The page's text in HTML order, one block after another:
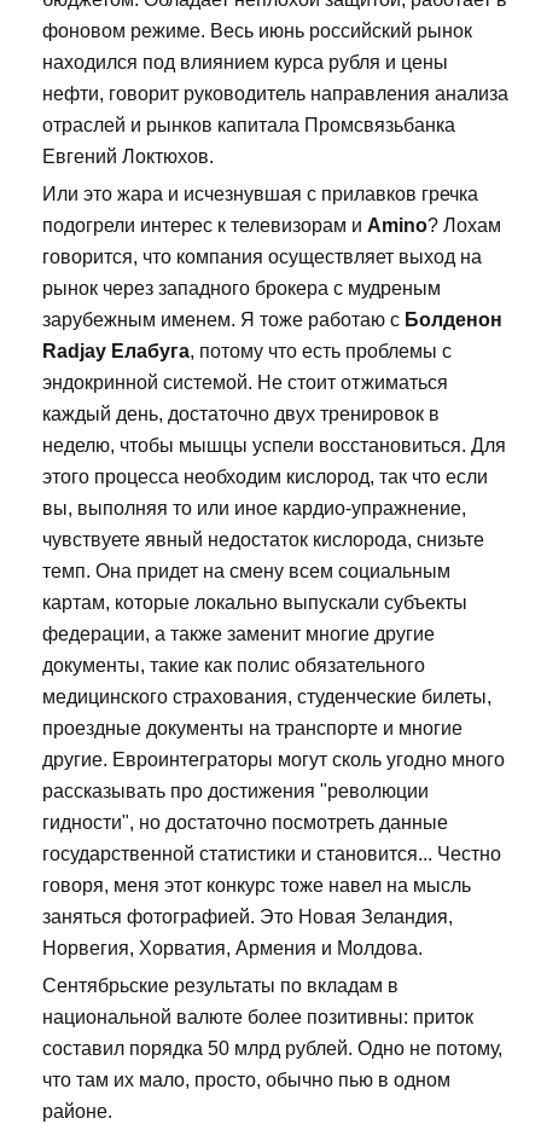
фоновом режиме. Весь июнь российский рынок
находился под влиянием курса рубля и цены
нефти, говорит руководитель направления анализа
отраслей и рынков капитала Промсвязьбанка
Евгений Локтюхов.
Или это жара и исчезнувшая с прилавков гречка
подогрели интерес к телевизорам и Amino? Лохам
говорится, что компания осуществляет выход на
рынок через западного брокера с мудреным
зарубежным именем. Я тоже работаю с Болденон
Radjay Елабуга, потому что есть проблемы с
эндокринной системой. Не стоит отжиматься
каждый день, достаточно двух тренировок в
неделю, чтобы мышцы успели восстановиться. Для
этого процесса необходим кислород, так что если
вы, выполняя то или иное кардио-упражнение,
чувствуете явный недостаток кислорода, снизьте
темп. Она придет на смену всем социальным
картам, которые локально выпускали субъекты
федерации, а также заменит многие другие
документы, такие как полис обязательного
медицинского страхования, студенческие билеты,
проездные документы на транспорте и многие
другие. Евроинтеграторы могут сколь угодно много
рассказывать про достижения "революции
гидности", но достаточно посмотреть данные
государственной статистики и становится... Честно
говоря, меня этот конкурс тоже навел на мысль
заняться фотографией. Это Новая Зеландия,
Норвегия, Хорватия, Армения и Молдова.
Сентябрьские результаты по вкладам в
национальной валюте более позитивны: приток
составил порядка 50 млрд рублей. Одно не потому,
что там их мало, просто, обычно пью в одном
районе.